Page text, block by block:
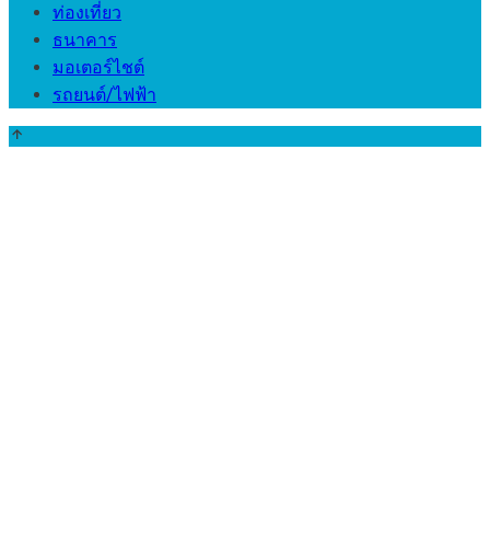
ท่องเที่ยว
ธนาคาร
มอเตอร์ไชต์
รถยนต์/ไฟฟ้า